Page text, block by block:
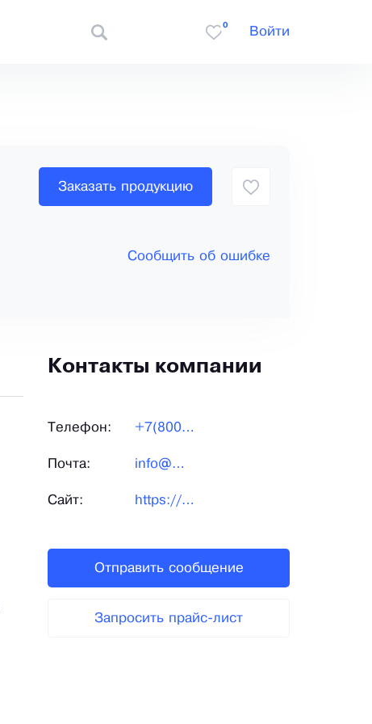
0
Войти
Заказать продукцию
Сообщить об ошибке
Контакты компании
Телефон: +7(800)700-06-87
Почта: info@mebeliana-rnd.ru
Сайт: https://www.mebeliana-rnd.ru/
Отправить сообщение
Запросить прайс-лист